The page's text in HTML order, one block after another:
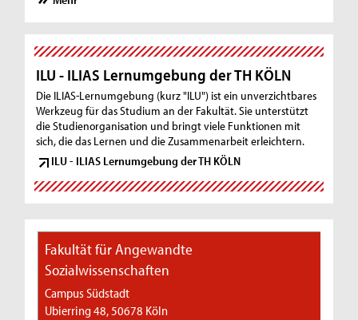
ILU - ILIAS Lernumgebung der TH KÖLN
Die ILIAS-Lernumgebung (kurz "ILU") ist ein unverzichtbares
Werkzeug für das Studium an der Fakultät. Sie unterstützt
die Studienorganisation und bringt viele Funktionen mit
sich, die das Lernen und die Zusammenarbeit erleichtern.
ILU - ILIAS Lernumgebung der TH KÖLN
Fakultät für Angewandte
Sozialwissenschaften
Campus Südstadt
Ubierring 48, 50678 Köln